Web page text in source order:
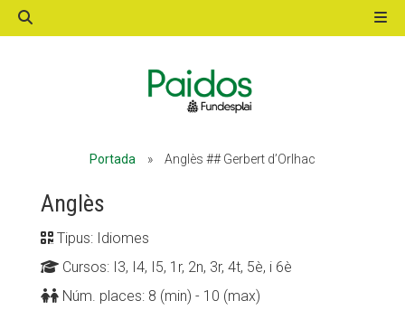
Portada » Anglès ## Gerbert d’Orlhac
Anglès
Tipus: Idiomes
Cursos: I3, I4, I5, 1r, 2n, 3r, 4t, 5è, i 6è
Núm. places: 8 (min) - 10 (max)
ACTIVITATS D'ESTIU
ALBERG CENTRE ESPLAI